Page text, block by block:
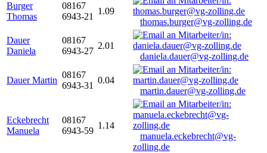
Burger
Thomas
08167
6943-21
1.09
thomas.burger@vg-zolling.de
Dauer
Daniela
08167
6943-27
2.01
daniela.dauer@vg-zolling.de
Dauer Martin
08167
6943-31
0.04
martin.dauer@vg-zolling.de
Eckebrecht
Manuela
08167
6943-59
1.14
manuela.eckebrecht@vg-
zolling.de